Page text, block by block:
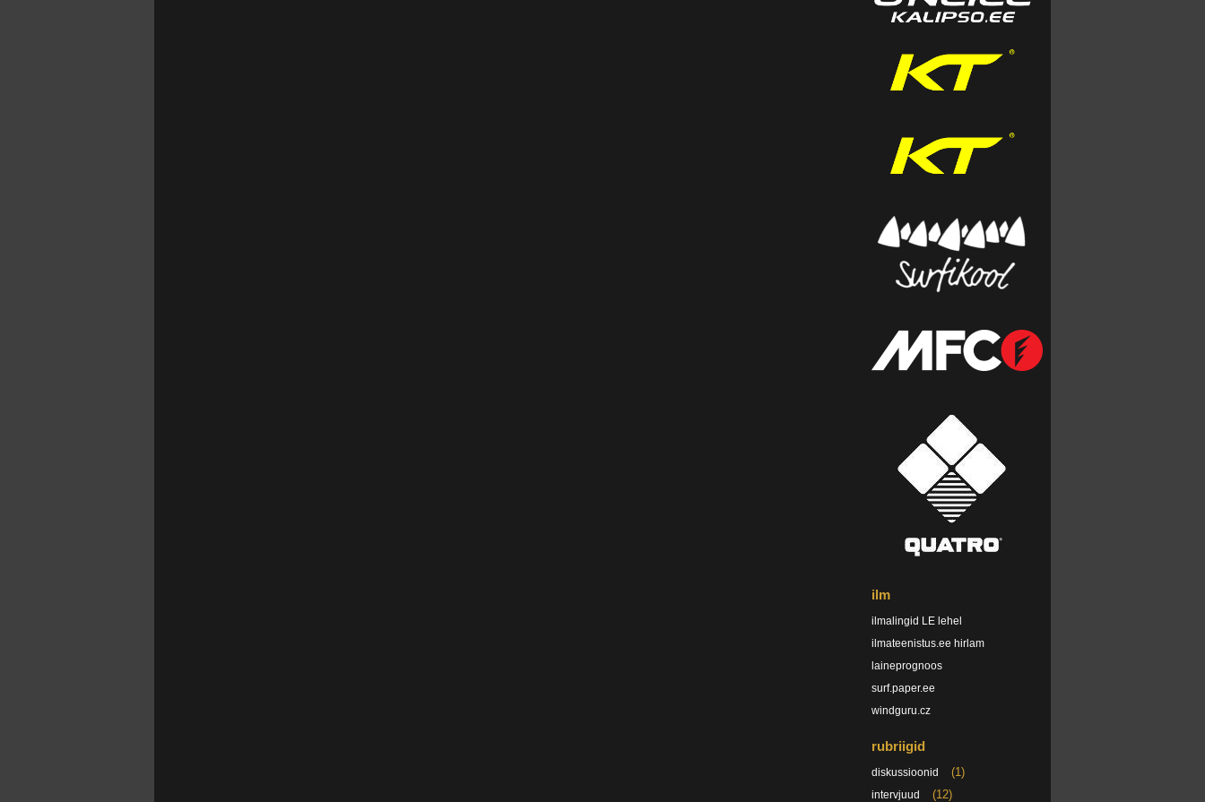
ilm
ilmalingid LE lehel
ilmateenistus.ee hirlam
laineprognoos
surf.paper.ee
windguru.cz
rubriigid
diskussioonid (1)
intervjuud (12)